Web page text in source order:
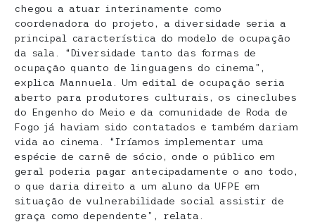
chegou a atuar interinamente como
coordenadora do projeto, a diversidade seria a
principal característica do modelo de ocupação
da sala. “Diversidade tanto das formas de
ocupação quanto de linguagens do cinema”,
explica Mannuela. Um edital de ocupação seria
aberto para produtores culturais, os cineclubes
do Engenho do Meio e da comunidade de Roda de
Fogo já haviam sido contatados e também dariam
vida ao cinema. “Iríamos implementar uma
espécie de carnê de sócio, onde o público em
geral poderia pagar antecipadamente o ano todo,
o que daria direito a um aluno da UFPE em
situação de vulnerabilidade social assistir de
graça como dependente”, relata.